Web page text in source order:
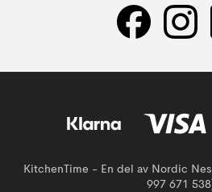
KitchenTime - En del av Nordic
997 671